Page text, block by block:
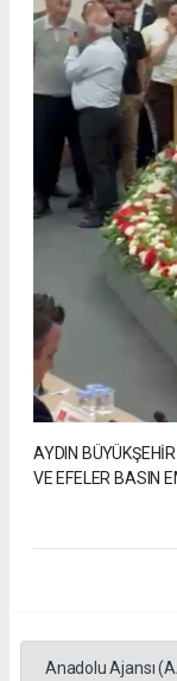
AYDIN
VE EFELER BASIN
Anadolu Ajansı